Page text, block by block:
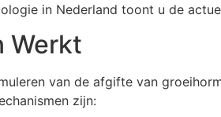
in Nederland toont u de
Werkt
van de afgifte van
zijn: